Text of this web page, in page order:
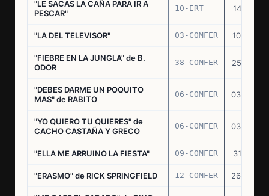
"LE SACAS LA CAÑA PARA IR A
PESCAR"
10-ERT 14.07.71
"LA DEL TELEVISOR" 03-COMFER 10.01.73
"FIEBRE EN LA JUNGLA" de B.
ODOR
38-COMFER 25.10.73
"DEBES DARME UN POQUITO
MAS" de RABITO
06-COMFER 03.05.74
"YO QUIERO TU QUIERES" de
CACHO CASTAÑA Y GRECO
06-COMFER 03.05.74
"ELLA ME ARRUINO LA FIESTA" 09-COMFER 31.07.74
"ERASMO" de RICK SPRINGFIELD 12-COMFER 26.09.74